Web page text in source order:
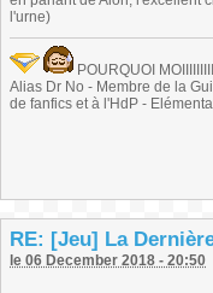
l'urne)
POURQUOI
Alias Dr No - Membre de la
de fanfics et à l'HdP -
RE: [Jeu] La
le 06 December 2018 - 20:50